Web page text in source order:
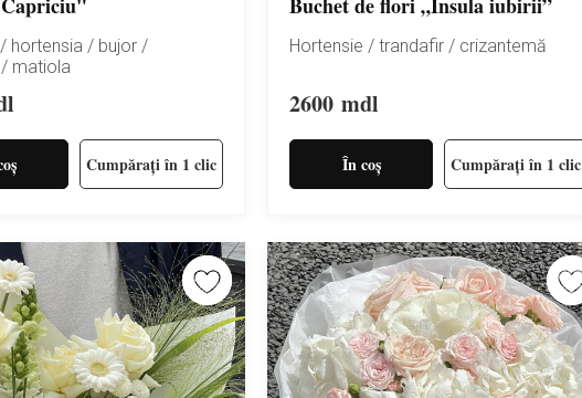
hortensia / bujor /
matiola
Cumpărați în 1 clic
Hortensie / trandafir / crizantemă
2600 mdl
În coș Cumpărați în 1 clic